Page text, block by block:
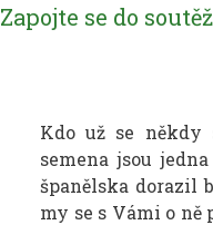
Zapojte se do
Kdo už se někdy
semena jsou
španělska dorazil
my se s Vámi o ně